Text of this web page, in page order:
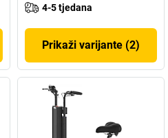
4-5 tjedana
Prikaži varijante (2)